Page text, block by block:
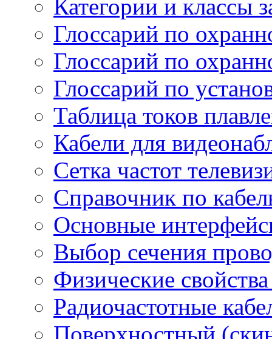
Категории и классы
Глоссарий по
Глоссарий по
Глоссарий по
Таблица токов
Кабели для
Сетка частот
Справочник по
Основные
Выбор сечения
Физические
Радиочастотные